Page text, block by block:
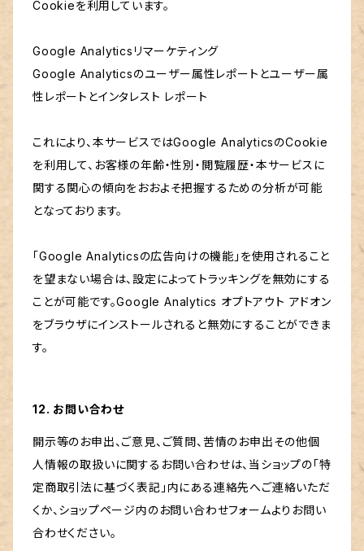
Cookieを利用しています。
Google Analyticsリマーケティング
Google Analyticsのユーザー属性レポートとユーザー属
性レポートとインタレスト レポート
これにより、本サービスではGoogle AnalyticsのCookie
を利用して、お客様の年齢・性別・閲覧履歴・本サービスに
関する関心の傾向をおおよそ把握するための分析が可能
となっております。
「Google Analyticsの広告向けの機能」を使用されること
を望まない場合は、設定によってトラッキングを無効にする
ことが可能です。Google Analytics オプトアウト アドオン
をブラウザにインストールされると無効にすることができま
す。
12. お問い合わせ
開示等のお申出、ご意見、ご質問、苦情のお申出その他個
人情報の取扱いに関するお問い合わせは、当ショップの「特
定商取引法に基づく表記」内にある連絡先へご連絡いただ
くか、ショップページ内のお問い合わせフォームよりお問い
合わせください。